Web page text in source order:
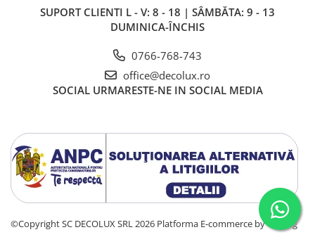
FIGURINE & PROIECTOARE LED
BEC LED LUMANARE
BEC VINTAGE
BEC LED GLOB
TUB LED
■ OGLINZI LED
■ OUTLET
SUPORT CLIENTI L - V: 8 - 18 | SÂMBĂTA: 9 - 13
DUMINICA-ÎNCHIS
0766-768-743
office@decolux.ro
SOCIAL URMARESTE-NE IN SOCIAL MEDIA
©Copyright SC DECOLUX SRL 2026 Platforma E-commerce by Gomag